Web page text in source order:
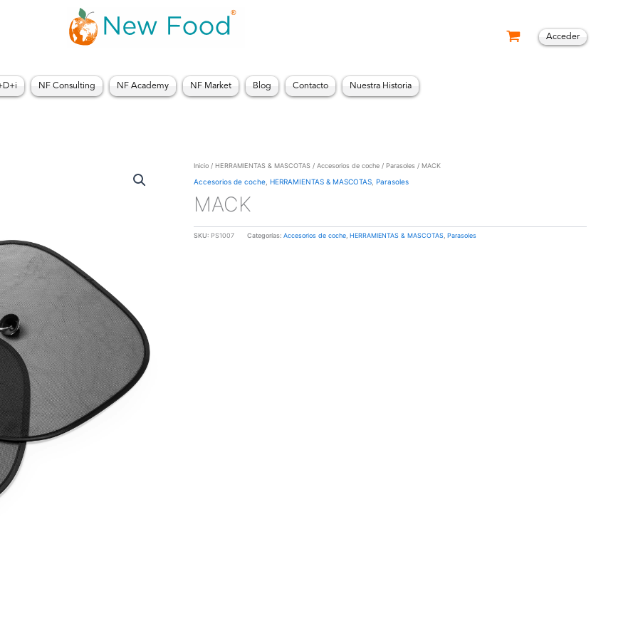
Acceder
NF Consulting NF Academy NF Market Blog Contacto Nuestra Historia
Inicio / HERRAMIENTAS & MASCOTAS / Accesorios de coche / Parasoles / MACK
Accesorios de coche HERRAMIENTAS & MASCOTAS Parasoles
MACK
SKU: PS1007 Categorías: Accesorios de coche, HERRAMIENTAS & MASCOTAS, Parasoles